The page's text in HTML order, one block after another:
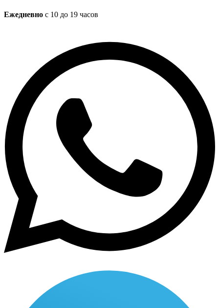
Ежедневно с 10 до 19 часов